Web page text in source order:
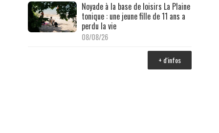
Noyade à la base de loisirs La Plaine
tonique : une jeune fille de 11 ans a
perdu la vie
08/08/26
+ d'infos